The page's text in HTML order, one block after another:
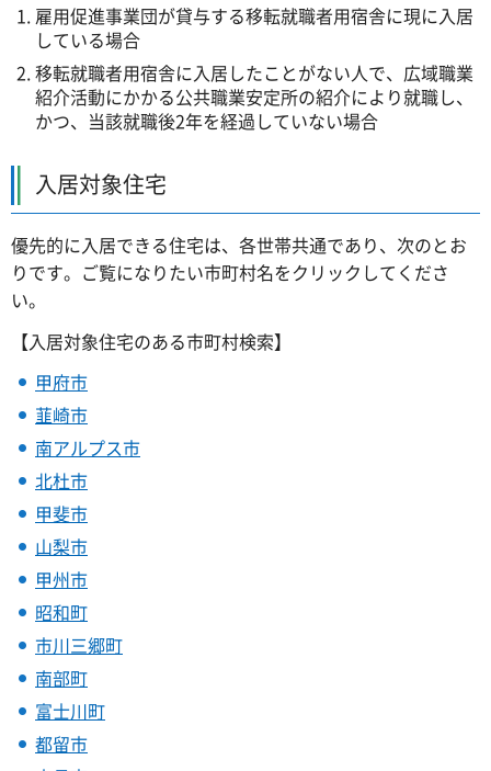
雇用促進事業団が貸与する移転就職者用宿舎に現に入居
している場合
移転就職者用宿舎に入居したことがない人で、広域職業
紹介活動にかかる公共職業安定所の紹介により就職し、
かつ、当該就職後2年を経過していない場合
入居対象住宅
優先的に入居できる住宅は、各世帯共通であり、次のとお
りです。ご覧になりたい市町村名をクリックしてくださ
い。
【入居対象住宅のある市町村検索】
甲府市
韮崎市
南アルプス市
北杜市
甲斐市
山梨市
甲州市
昭和町
市川三郷町
南部町
富士川町
都留市